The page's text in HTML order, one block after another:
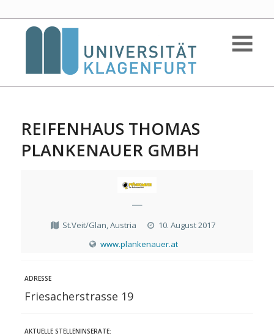
REIFENHAUS THOMAS
PLANKENAUER GMBH
—
St.Veit/Glan, Austria
10. August 2017
www.plankenauer.at
ADRESSE
Friesacherstrasse 19
AKTUELLE STELLENINSERATE: